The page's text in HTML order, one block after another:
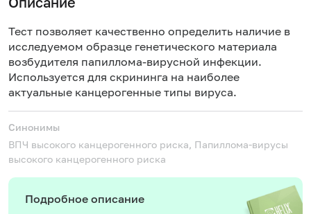
Тест позволяет качественно определить наличие в
исследуемом образце генетического материала
возбудителя папиллома-вирусной инфекции.
Используется для скрининга на наиболее
актуальные канцерогенные типы вируса.
Синонимы
ВПЧ высокого канцерогенного риска, Папиллома-вирусы
высокого канцерогенного риска
Подробное описание